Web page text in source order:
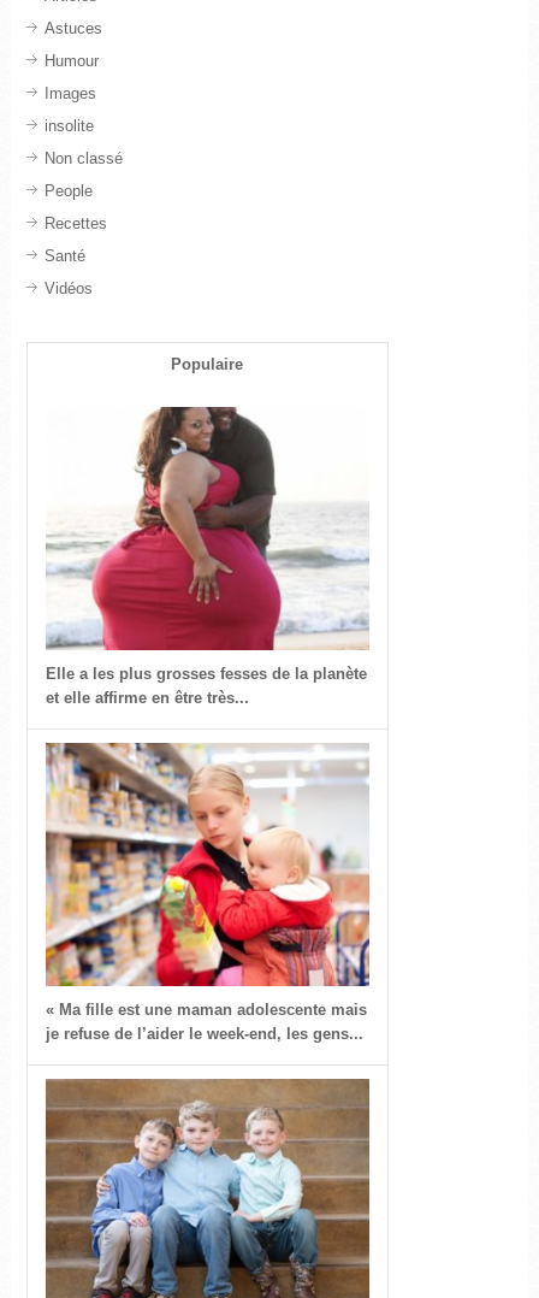
Astuces
Humour
Images
insolite
Non classé
People
Recettes
Santé
Vidéos
Populaire
Elle a les plus grosses fesses de la planète
et elle affirme en être très...
« Ma fille est une maman adolescente mais
je refuse de l’aider le week-end, les gens...